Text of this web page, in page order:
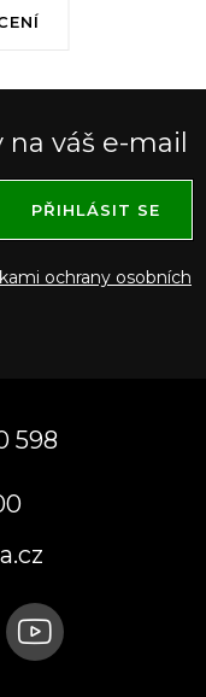
váš e-mail
ochrany osobních
PŘIHLÁSIT SE
598